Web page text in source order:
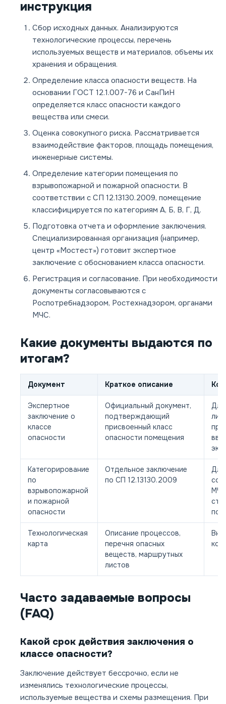
инструкция
Сбор исходных данных. Анализируются
технологические процессы, перечень
используемых веществ и материалов, объемы их
хранения и обращения.
Определение класса опасности веществ. На
основании ГОСТ 12.1.007-76 и СанПиН
определяется класс опасности каждого
вещества или смеси.
Оценка совокупного риска. Рассматривается
взаимодействие факторов, площадь помещения,
инженерные системы.
Определение категории помещения по
взрывопожарной и пожарной опасности. В
соответствии с СП 12.13130.2009, помещение
классифицируется по категориям А, Б, В, Г, Д.
Подготовка отчета и оформление заключения.
Специализированная организация (например,
центр «Мостест») готовит экспертное
заключение с обоснованием класса опасности.
Регистрация и согласование. При необходимости
документы согласовываются с
Роспотребнадзором, Ростехнадзором, органами
МЧС.
Какие документы выдаются по
итогам?
Документ Краткое описание
Экспертное
заключение о
классе
опасности
Официальный документ,
подтверждающий
присвоенный класс
опасности помещения
Для
Категорирование
по
взрывопожарной
и пожарной
опасности
Отдельное заключение
по СП 12.13130.2009
Для
Технологическая
карта
Описание процессов,
перечня опасных
веществ, маршрутных
листов
Часто задаваемые вопросы
(FAQ)
Какой срок действия заключения о
классе опасности?
Заключение действует бессрочно, если не
изменялись технологические процессы,
используемые вещества и схемы размещения. При